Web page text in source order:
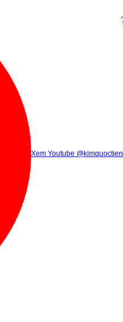
Xem Tik Tok
(8h00 - 21h30)
(8h00 -
Gọi điện (8h00 - 21h30)
Xem Youtube @kimquoctien